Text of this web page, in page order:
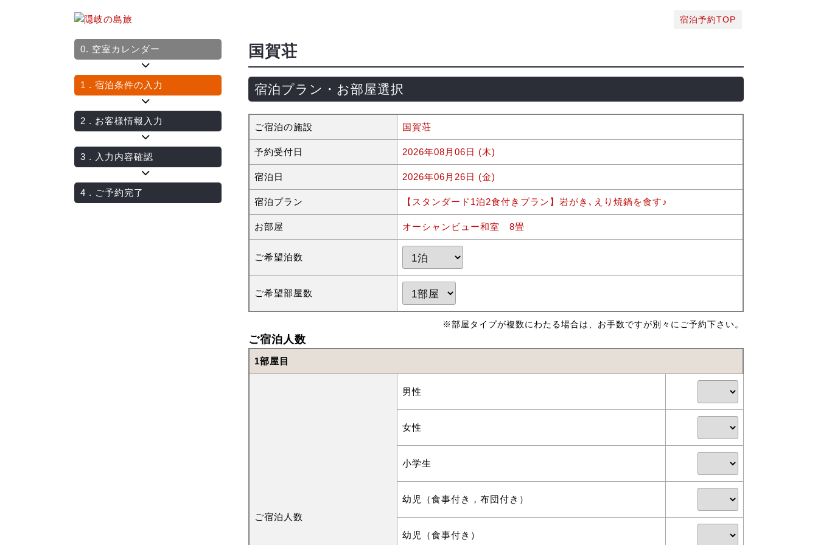
宿泊予約TOP
0. 空室カレンダー
1 . 宿泊条件の入力
2 . お客様情報入力
3 . 入力内容確認
4 . ご予約完了
国賀荘
宿泊プラン・お部屋選択
ご宿泊の施設 国賀荘
予約受付日 2026年08月06日 (木)
宿泊日 2026年06月26日 (金)
宿泊プラン 【スタンダード1泊2食付きプラン】岩がき､えり焼鍋を食す♪
お部屋 オーシャンビュー和室 8畳
ご希望泊数
ご希望部屋数
※部屋タイプが複数にわたる場合は、お手数ですが別々にご予約下さい。
ご宿泊人数
1部屋目
ご宿泊人数
男性
女性
小学生
幼児（食事付き，布団付き）
幼児（食事付き）